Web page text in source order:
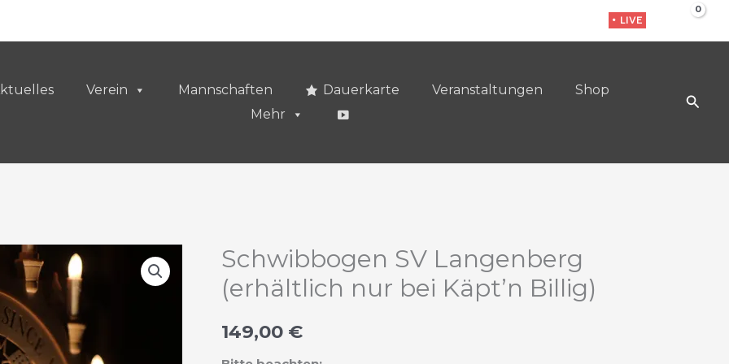
• LIVE
Verein Mannschaften Dauerkarte Veranstaltungen
Shop
Mehr
Schwibbogen SV Langenberg
(erhältlich nur bei Käpt’n Billig)
149,00 €